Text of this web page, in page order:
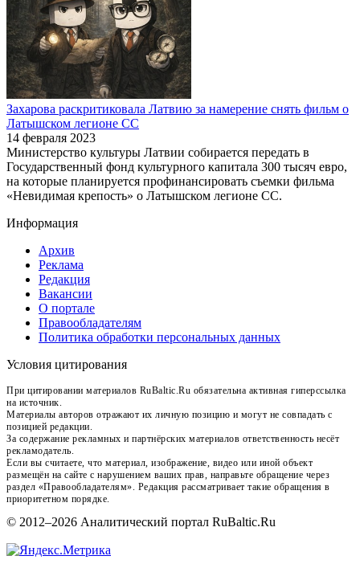
Захарова раскритиковала Латвию за намерение снять фильм о
Латышском легионе СС
14 февраля 2023
Министерство культуры Латвии собирается передать в
Государственный фонд культурного капитала 300 тысяч евро,
на которые планируется профинансировать съемки фильма
«Невидимая крепость» о Латышском легионе СС.
Информация
Архив
Реклама
Редакция
Вакансии
О портале
Правообладателям
Политика обработки персональных данных
Условия цитирования
При цитировании материалов RuBaltic.Ru обязательна активная гиперссылка
на источник.
Материалы авторов отражают их личную позицию и могут не совпадать с
позицией редакции.
За содержание рекламных и партнёрских материалов ответственность несёт
рекламодатель.
Если вы считаете, что материал, изображение, видео или иной объект
размещён на сайте с нарушением ваших прав, направьте обращение через
раздел «Правообладателям». Редакция рассматривает такие обращения в
приоритетном порядке.
© 2012–2026 Аналитический портал RuBaltic.Ru